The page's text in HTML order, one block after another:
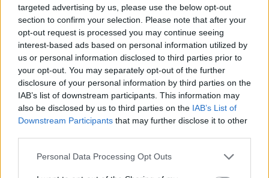
targeted advertising by us, please use the below opt-out
section to confirm your selection. Please note that after your
opt-out request is processed you may continue seeing
interest-based ads based on personal information utilized by
us or personal information disclosed to third parties prior to
your opt-out. You may separately opt-out of the further
disclosure of your personal information by third parties on the
IAB’s list of downstream participants. This information may
also be disclosed by us to third parties on the IAB’s List of
Downstream Participants that may further disclose it to other
Personal Data Processing Opt Outs
Strong uvádí na trh nový twin PVR DVB-T set top box SRT
13.06.2006 12:06
Japonský výrobce set top boxů Strong uvádí na trh nový twin PVR set top
který nese označení SRT 5261 PDR.
Fotbalový šampionát nabízí v HDTV také Canal Digital
13.06.2006 01:19
Přenosy z mistrovství světa ve fotbale ve vysokém rozlišení se stalo velkým
lákadlem provozovatelů digitální satelitní placené televize.
V paketu Czech Link byla zakódována stanice Galaxie
Krátkodobě nekódované vysíláníGalaxie Sportskončilo. Česká sportovní
balíku Czech Link na satelituAstra 3A, tj. na pozici
. Program nyní